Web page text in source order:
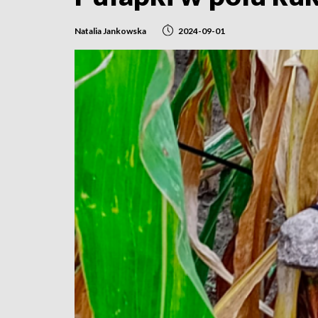
Natalia Jankowska 2024-09-01